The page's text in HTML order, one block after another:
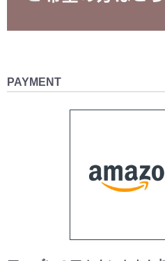
PAYMENT